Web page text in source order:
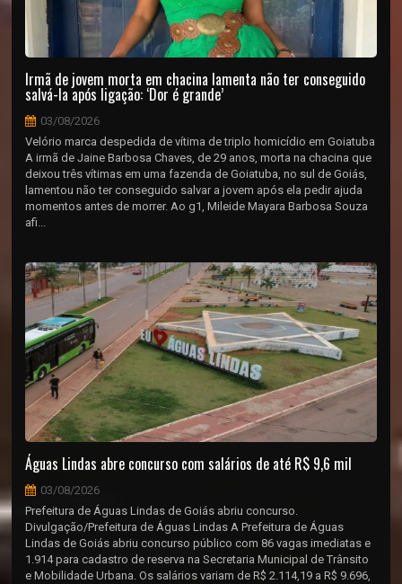
Irmã de jovem morta em chacina lamenta não ter conseguido
salvá-la após ligação: ‘Dor é grande’
03/08/2026
Velório marca despedida de vítima de triplo homicídio em Goiatuba
A irmã de Jaine Barbosa Chaves, de 29 anos, morta na chacina que
deixou três vítimas em uma fazenda de Goiatuba, no sul de Goiás,
lamentou não ter conseguido salvar a jovem após ela pedir ajuda
momentos antes de morrer. Ao g1, Mileide Mayara Barbosa Souza
afi...
Águas Lindas abre concurso com salários de até R$ 9,6 mil
03/08/2026
Prefeitura de Águas Lindas de Goiás abriu concurso.
Divulgação/Prefeitura de Águas Lindas A Prefeitura de Águas
Lindas de Goiás abriu concurso público com 86 vagas imediatas e
1.914 para cadastro de reserva na Secretaria Municipal de Trânsito
e Mobilidade Urbana. Os salários variam de R$ 2.114,19 a R$ 9.696,